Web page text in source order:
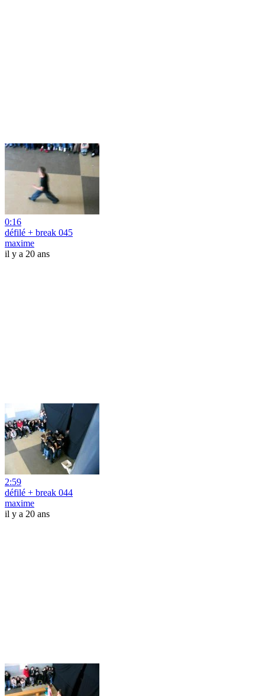
0:16
défilé + break 045
maxime
il y a 20 ans
2:59
défilé + break 044
maxime
il y a 20 ans